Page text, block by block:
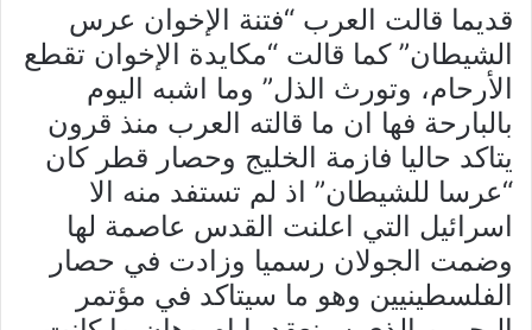
قديما قالت العرب “فتنة الإخوان عرس
الشيطان” كما قالت “مكايدة الإخوان تقطع
الأرحام، وتورث الذل” وما اشبه اليوم
بالبارحة فها ان ما قالته العرب منذ قرون
يتاكد حاليا فازمة الخليج وحصار قطر كان
“عرسا للشيطان” اذ لم تستفد منه الا
اسرائيل التي اعلنت القدس عاصمة لها
وضمت الجولان رسميا وزادت في حصار
الفلسطينيين وهو ما سيتاكد في مؤتمر